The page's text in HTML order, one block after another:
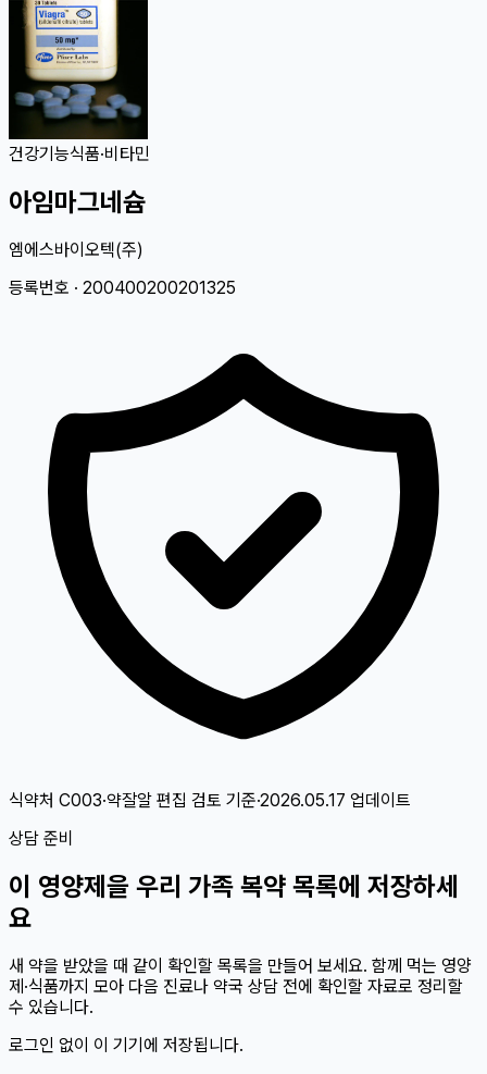
건강기능식품·비타민
아임마그네슘
엠에스바이오텍(주)
등록번호 · 200400200201325
식약처 C003·약잘알 편집 검토 기준·2026.05.17 업데이트
상담 준비
이 영양제 을 우리 가족 복약 목록에 저장하세
요
새 약을 받았을 때 같이 확인할 목록을 만들어 보세요. 함께 먹는 영양
제·식품까지 모아 다음 진료나 약국 상담 전에 확인할 자료로 정리할
수 있습니다.
로그인 없이 이 기기에 저장됩니다.